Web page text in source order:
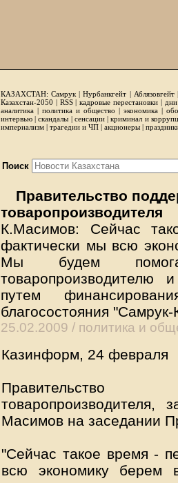
КАЗАХСТАН: Самрук |Нурбанкгейт | Аблязовгейт
Казахстан-2050 | RSS|кадровые перестановки|
аналитика | политика и общество | экономика |
интервью |скандалы | сенсации|криминал и
империализм | трагедии и ЧП | акционеры |
Поиск
Правительство
товаропроизводителя
К.Масимов: Сейчас
фактически мы всю
Мы будем
путем
благосостояния
25.02.2009 / политика и
Казинформ, 24 февраля
Правительство
Масимов на заседании
"Сейчас такое время -
всю экономику берем